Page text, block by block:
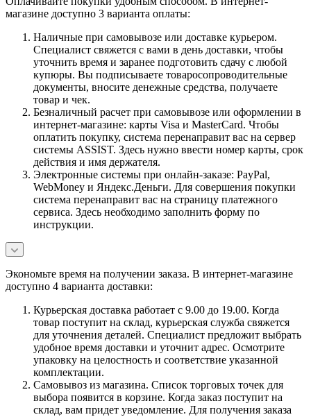
магазине доступно 3 варианта оплаты:
Наличные при самовывозе или доставке курьером.
Специалист свяжется с вами в день доставки, чтобы
уточнить время и заранее подготовить сдачу с любой
купюры. Вы подписываете товаросопроводительные
документы, вносите денежные средства, получаете
товар и чек.
Безналичный расчет при самовывозе или оформлении в
интернет-магазине: карты Visa и MasterCard. Чтобы
оплатить покупку, система перенаправит вас на сервер
системы ASSIST. Здесь нужно ввести номер карты, срок
действия и имя держателя.
Электронные системы при онлайн-заказе: PayPal,
WebMoney и Яндекс.Деньги. Для совершения покупки
система перенаправит вас на страницу платежного
сервиса. Здесь необходимо заполнить форму по
инструкции.
Экономьте время на получении заказа. В интернет-магазине
доступно 4 варианта доставки:
Курьерская доставка работает с 9.00 до 19.00. Когда
товар поступит на склад, курьерская служба свяжется
для уточнения деталей. Специалист предложит выбрать
удобное время доставки и уточнит адрес. Осмотрите
упаковку на целостность и соответствие указанной
комплектации.
Самовывоз из магазина. Список торговых точек для
выбора появится в корзине. Когда заказ поступит на
склад, вам придет уведомление. Для получения заказа